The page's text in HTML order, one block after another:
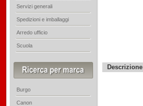
Descrizione
Servizi generali
Spedizioni e imballaggi
Arredo ufficio
Scuola
Burgo
Canon